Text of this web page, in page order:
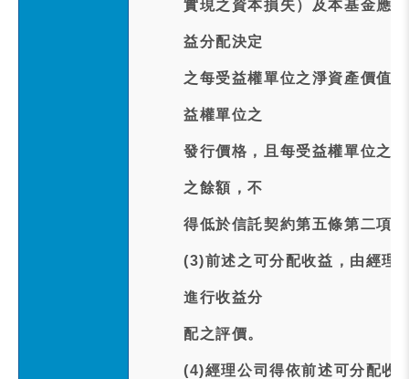
實現之資本損失）及本基金應
益分配決定
之每受益權單位之淨資產價值
益權單位之
發行價格，且每受益權單位之
之餘額，不
得低於信託契約第五條第二項
(3)前述之可分配收益，由經理
進行收益分
配之評價。
(4)經理公司得依前述可分配收